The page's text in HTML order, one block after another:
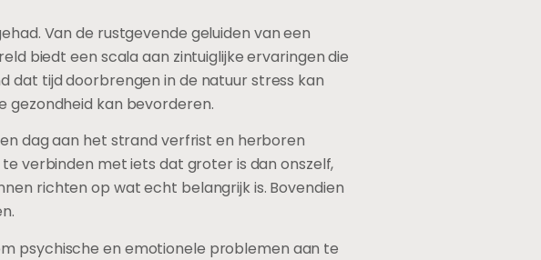
Van de rustgevende geluiden van een
biedt een scala aan zintuiglijke ervaringen die
dat tijd doorbrengen in de natuur stress kan
gezondheid kan bevorderen.
dag aan het strand verfrist en herboren
verbinden met iets dat groter is dan onszelf,
richten op wat echt belangrijk is. Bovendien
psychische en emotionele problemen aan te